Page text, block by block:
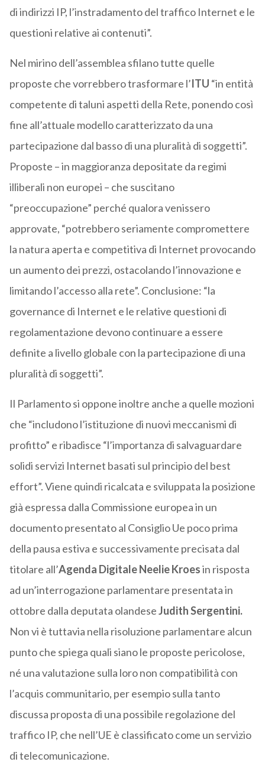
di indirizzi IP, l’instradamento del traffico Internet e le
questioni relative ai contenuti”.
Nel mirino dell’assemblea sfilano tutte quelle
proposte che vorrebbero trasformare l’ITU “in entità
competente di taluni aspetti della Rete, ponendo così
fine all’attuale modello caratterizzato da una
partecipazione dal basso di una pluralità di soggetti”.
Proposte – in maggioranza depositate da regimi
illiberali non europei – che suscitano
“preoccupazione” perché qualora venissero
approvate, “potrebbero seriamente compromettere
la natura aperta e competitiva di Internet provocando
un aumento dei prezzi, ostacolando l’innovazione e
limitando l’accesso alla rete”. Conclusione: “la
governance di Internet e le relative questioni di
regolamentazione devono continuare a essere
definite a livello globale con la partecipazione di una
pluralità di soggetti”.
Il Parlamento si oppone inoltre anche a quelle mozioni
che “includono l’istituzione di nuovi meccanismi di
profitto” e ribadisce “l’importanza di salvaguardare
solidi servizi Internet basati sul principio del best
effort”. Viene quindi ricalcata e sviluppata la posizione
già espressa dalla Commissione europea in un
documento presentato al Consiglio Ue poco prima
della pausa estiva e successivamente precisata dal
titolare all’Agenda Digitale Neelie Kroesin risposta
ad un’interrogazione parlamentare presentata in
ottobre dalla deputata olandeseJudith Sergentini.
Non vi è tuttavia nella risoluzione parlamentare alcun
punto che spiega quali siano le proposte pericolose,
né una valutazione sulla loro non compatibilità con
l’acquis communitario, per esempio sulla tanto
discussa proposta di una possibile regolazione del
traffico IP, che nell’UE è classificato come un servizio
di telecomunicazione.